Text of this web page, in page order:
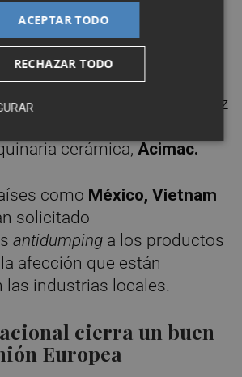
un 67% en Chile.
produce tras decaer sus
nivel mundial en 2024, el
que registró la India en diez
informe de la patronal
cerámica,Acimac.
como México, Vietnam
solicitado
antidumping a los productos
afección que están
las industrias locales.
cierra un buen
Europea
ACEPTAR TODO
RECHAZAR TODO